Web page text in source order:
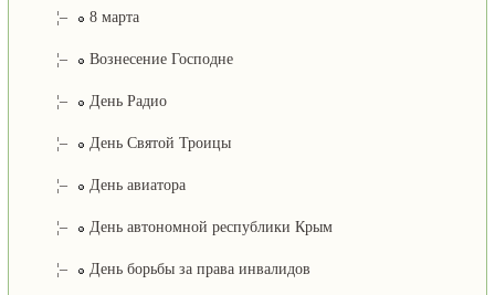
¦– 8 марта
¦– Вознесение Господне
¦– День Радио
¦– День Святой Троицы
¦– День авиатора
¦– День автономной республики Крым
¦– День борьбы за права инвалидов